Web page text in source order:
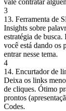
3
13. Ferramenta de
Insights sobre
estratégia de
você está dando os
entrar nesse tema.
4
14. Encurtador de
Deixa os links
de cliques. Ótimo
prontos
Codes.